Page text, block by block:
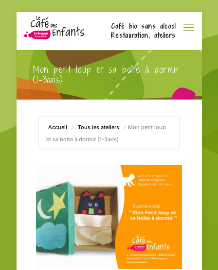
Café bio sans alcool
Restauration, ateliers
Mon petit loup et sa boîte à dormir
(1-3ans)
Accueil Tous les ateliers
Mon petit loup
et sa boîte à dormir (1-3ans)